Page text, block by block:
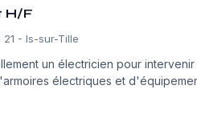
H/F
21 - Is-sur-Tille
un électricien pour
électriques et